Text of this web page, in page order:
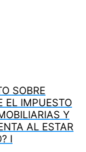
SOBRE
EL IMPUESTO
Y
AL ESTAR
I